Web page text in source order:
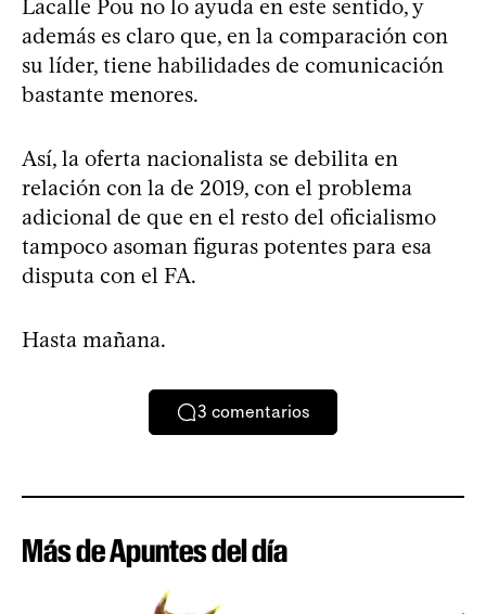
Lacalle Pou no lo ayuda en este sentido, y
además es claro que, en la comparación con
su líder, tiene habilidades de comunicación
bastante menores.
Así, la oferta nacionalista se debilita en
relación con la de 2019, con el problema
adicional de que en el resto del oficialismo
tampoco asoman figuras potentes para esa
disputa con el FA.
Hasta mañana.
3 comentarios
Más de Apuntes del día